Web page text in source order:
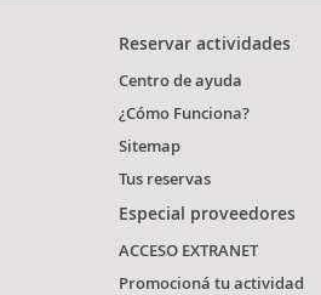
Reservar actividades
Centro de ayuda
¿Cómo Funciona?
Sitemap
Tus reservas
Especial proveedores
ACCESO EXTRANET
Promocioná tu actividad